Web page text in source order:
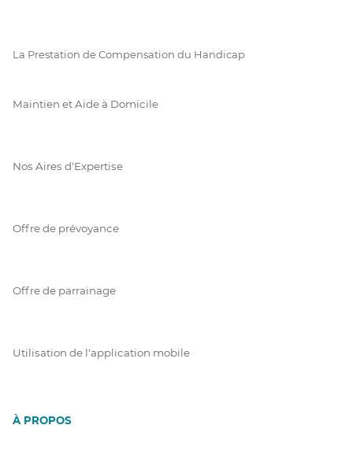
La Prestation de Compensation du Handicap
Maintien et Aide à Domicile
Nos Aires d'Expertise
Offre de prévoyance
Offre de parrainage
Utilisation de l'application mobile
À PROPOS